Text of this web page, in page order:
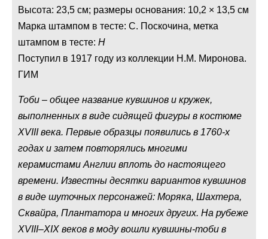
Высота: 23,5 см; размеры основания: 10,2 × 13,5 см
Марка штампом в тесте: С. Поскочина, метка
штампом в тесте: Н
Поступил в 1917 году из коллекции Н.М. Миронова.
ГИМ
Тоби – общее название кувшинов и кружек,
выполненных в виде сидящей фигуры в костюме
XVIII века. Первые образцы появились в 1760-х
годах и затем повторялись многими
керамистами Англии вплоть до настоящего
времени. Известны десятки вариантов кувшинов
в виде шуточных персонажей: Моряка, Шахтера,
Сквайра, Плантатора и многих других. На рубеже
XVIII–XIX веков в моду вошли кувшины-тоби в